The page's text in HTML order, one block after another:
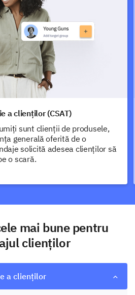
a clienților (CSAT)
sunt clienții de produsele,
generală oferită de o
solicită adesea clienților să
o scară.
mai bune pentru
clienților
a clienților